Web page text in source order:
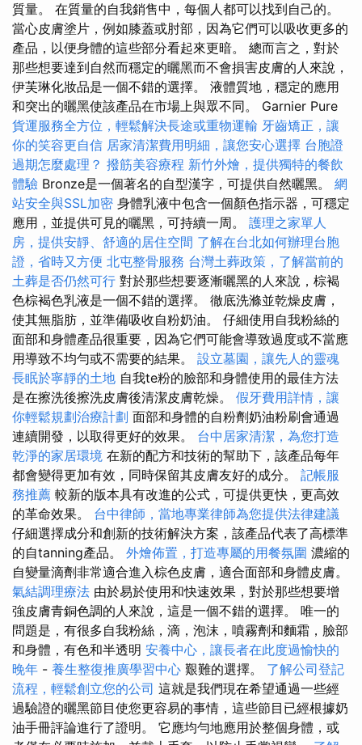
質量。 在質量的自我銷售中，每個人都可以找到自己的。
當心皮膚塗片，例如膝蓋或肘部，因為它們可以吸收更多的
產品，以便身體的這些部分看起來更暗。 總而言之，對於
那些想要達到自然而穩定的曬黑而不會損害皮膚的人來說，
伊芙琳化妝品是一個不錯的選擇。 液體質地，穩定的應用
和突出的曬黑使該產品在市場上與眾不同。 Garnier Pure
貨運服務全方位，輕鬆解決長途或重物運輸 牙齒矯正，讓
你的笑容更自信 居家清潔費用明細，讓您安心選擇 台胞證
過期怎麼處理？ 撥筋美容療程 新竹外燴，提供獨特的餐飲
體驗 Bronze是一個著名的自型漢字，可提供自然曬黑。 網
站安全與SSL加密 身體乳液中包含一個顏色指示器，可穩定
應用，並提供可見的曬黑，可持續一周。 護理之家單人
房，提供安靜、舒適的居住空間 了解在台北如何辦理台胞
證，省時又方便 北屯整骨服務 台灣土葬政策，了解當前的
土葬是否仍然可行 對於那些想要逐漸曬黑的人來說，棕褐
色棕褐色乳液是一個不錯的選擇。 徹底洗滌並乾燥皮膚，
使其無脂肪，並準備吸收自粉奶油。 仔細使用自我粉絲的
面部和身體產品很重要，因為它們可能會導致過度或不當應
用導致不均勻或不需要的結果。 設立墓園，讓先人的靈魂
長眠於寧靜的土地 自我te粉的臉部和身體使用的最佳方法
是在擦洗後擦洗皮膚後清潔皮膚乾燥。 假牙費用詳情，讓
你輕鬆規劃治療計劃 面部和身體的自粉劑奶油粉刷會通過
連續開發，以取得更好的效果。 台中居家清潔，為您打造
乾淨的家居環境 在新的配方和技術的幫助下，該產品每年
都會變得更加有效，同時保留其皮膚友好的成分。 記帳服
務推薦 較新的版本具有改進的公式，可提供更快，更高效
的革命效果。 台中律師，當地專業律師為您提供法律建議
仔細選擇成分和創新的技術解決方案，該產品代表了高標準
的自tanning產品。 外燴佈置，打造專屬的用餐氛圍 濃縮的
自變量滴劑非常適合進入棕色皮膚，適合面部和身體皮膚。
氣結調理療法 由於易於使用和快速效果，對於那些想要增
強皮膚青銅色調的人來說，這是一個不錯的選擇。 唯一的
問題是，有很多自我粉絲，滴，泡沫，噴霧劑和麵霜，臉部
和身體，有色和半透明 安養中心，讓長者在此度過愉快的
晚年 - 養生整復推廣學習中心 艱難的選擇。 了解公司登記
流程，輕鬆創立您的公司 這就是我們現在希望通過一些經
過驗證的曬黑節目使您更容易的事情，這些節目已經根據奶
油手冊評論進行了證明。 它應均勻地應用於整個身體，或